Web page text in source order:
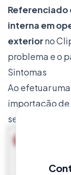
interna em
exteriorno
problema e o
Sintomas
Ao efetuar
importação de
seguinte